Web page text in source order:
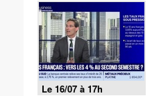
Le 16/07 à 17h